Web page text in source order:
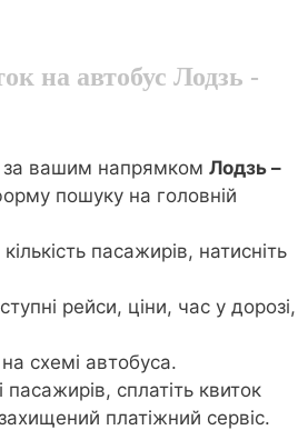
на автобус Лодзь -
за вашим напрямком Лодзь –
пошуку на головній
пасажирів, натисніть
рейси, ціни, час у дорозі,
схемі автобуса.
пасажирів, сплатіть квиток
платіжний сервіс.